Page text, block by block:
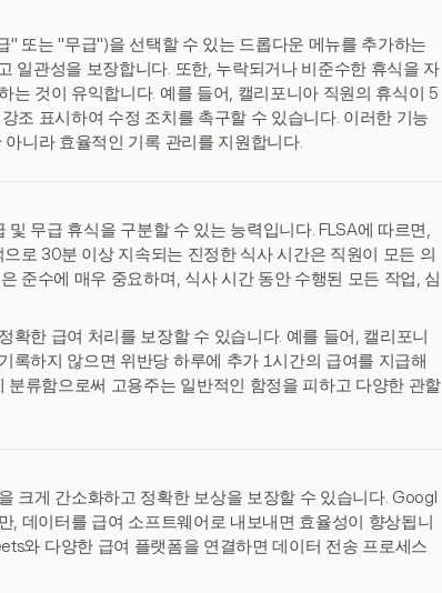
" 또는 "무급")을 선택할 수 있는 드롭다운 메뉴를 추가하는
일관성을 보장합니다. 또한, 누락되거나 비준수한 휴식을 자
는 것이 유익합니다. 예를 들어, 캘리포니아 직원의 휴식이 5
조 표시하여 수정 조치를 촉구할 수 있습니다. 이러한 기능
니라 효율적인 기록 관리를 지원합니다.
무급 휴식을 구분할 수 있는 능력입니다. FLSA에 따르면,
로 30분 이상 지속되는 진정한 식사 시간은 직원이 모든 의
준수에 매우 중요하며, 식사 시간 동안 수행된 모든 작업, 심
한 급여 처리를 보장할 수 있습니다. 예를 들어, 캘리포니
록하지 않으면 위반당 하루에 추가 1시간의 급여를 지급해
류함으로써 고용주는 일반적인 함정을 피하고 다양한 관할
크게 간소화하고 정확한 보상을 보장할 수 있습니다. Googl
, 데이터를 급여 소프트웨어로 내보내면 효율성이 향상됩니
와 다양한 급여 플랫폼을 연결하면 데이터 전송 프로세스